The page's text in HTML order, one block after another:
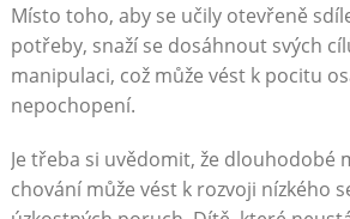
Místo toho, aby se učily otevřeně
potřeby, snaží se dosáhnout svých
manipulaci, což může vést k pocitu
nepochopení.
Je třeba si uvědomit, že dlouhodobé
chování může vést k rozvoji nízkého